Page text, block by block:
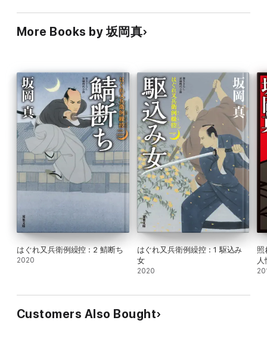
More Books by 坂岡真
はぐれ又兵衛例繰控 : 2 鯖断ち
2020
はぐれ又兵衛例繰控 : 1 駆込み
女
2020
照
Customers Also Bought